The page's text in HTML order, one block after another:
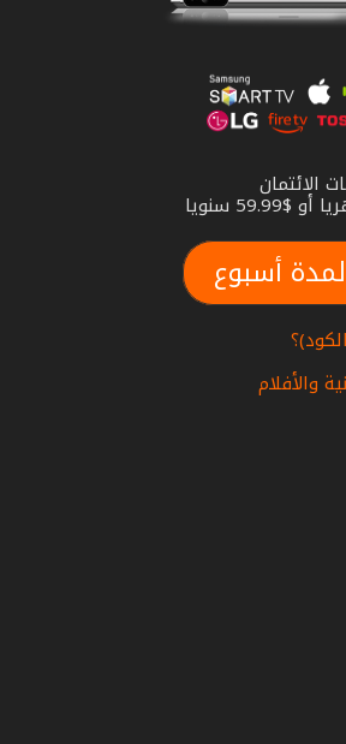
الائتمان
أسبوع
والأفلام